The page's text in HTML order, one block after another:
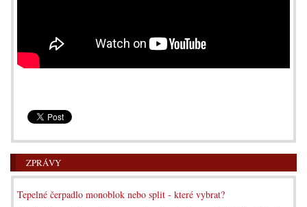
ZPRÁVY
Tepelné čerpadlo monoblok nebo split - které vybrat?